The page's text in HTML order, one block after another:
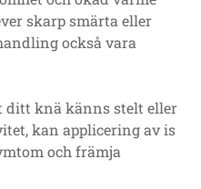
skarp smärta eller
också vara
ditt knä känns stelt eller
kan applicering av is
och främja